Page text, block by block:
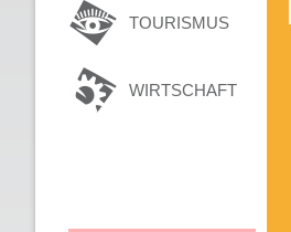
TOURISMUS
WIRTSCHAFT